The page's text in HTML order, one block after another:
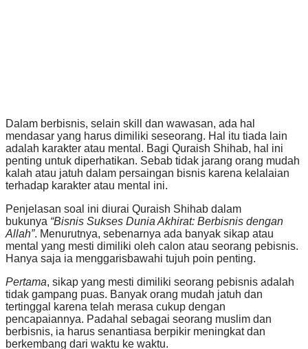
Dalam berbisnis, selain skill dan wawasan, ada hal
mendasar yang harus dimiliki seseorang. Hal itu tiada lain
adalah karakter atau mental. Bagi Quraish Shihab, hal ini
penting untuk diperhatikan. Sebab tidak jarang orang mudah
kalah atau jatuh dalam persaingan bisnis karena kelalaian
terhadap karakter atau mental ini.
Penjelasan soal ini diurai Quraish Shihab dalam
bukunya “Bisnis Sukses Dunia Akhirat: Berbisnis dengan
Allah”. Menurutnya, sebenarnya ada banyak sikap atau
mental yang mesti dimiliki oleh calon atau seorang pebisnis.
Hanya saja ia menggarisbawahi tujuh poin penting.
Pertama, sikap yang mesti dimiliki seorang pebisnis adalah
tidak gampang puas. Banyak orang mudah jatuh dan
tertinggal karena telah merasa cukup dengan
pencapaiannya. Padahal sebagai seorang muslim dan
berbisnis, ia harus senantiasa berpikir meningkat dan
berkembang dari waktu ke waktu.